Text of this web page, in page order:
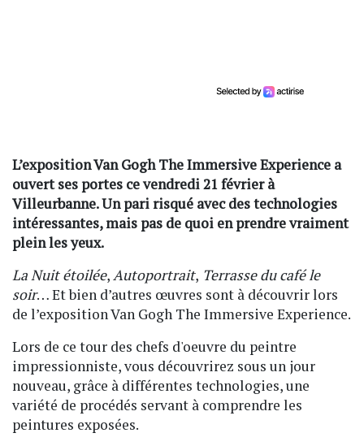
L’exposition Van Gogh The Immersive Experience a
ouvert ses portes ce vendredi 21 février à
Villeurbanne. Un pari risqué avec des technologies
intéressantes, mais pas de quoi en prendre vraiment
plein les yeux.
La Nuit étoilée,Autoportrait, Terrasse du café le
soir… Et bien d’autres œuvres sont à découvrir lors
de l’exposition Van Gogh The Immersive Experience.
Lors de ce tour des chefs d'oeuvre du peintre
impressionniste, vous découvrirez sous un jour
nouveau, grâce à différentes technologies, une
variété de procédés servant à comprendre les
peintures exposées.